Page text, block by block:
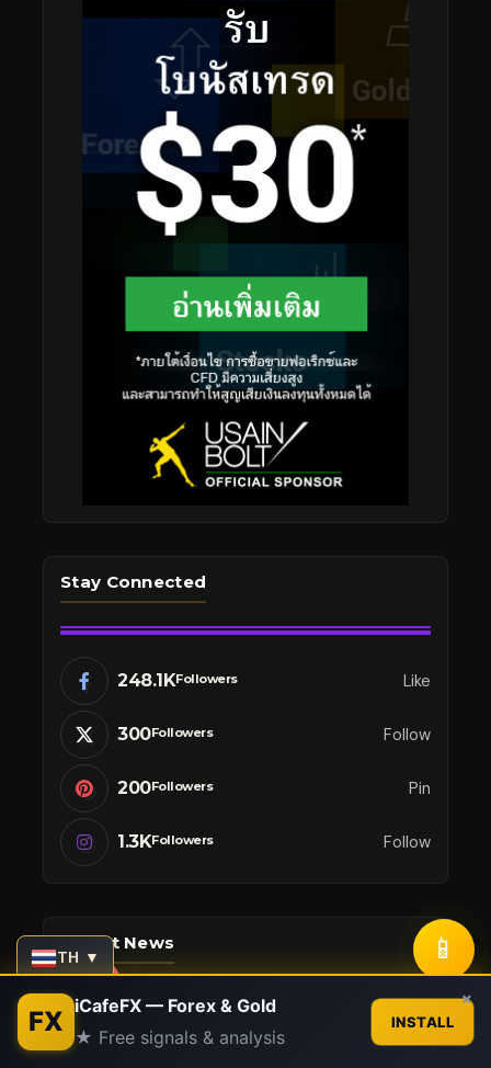
Stay Connected
248.1KFollowers Like
300Followers Follow
200Followers Pin
1.3KFollowers Follow
Latest News
คู่มือ Autotrade
TH ▼ 📱
FX iCafeFX — Forex & Gold
★ Free signals & analysis
INSTALL
×
Contact us
Open